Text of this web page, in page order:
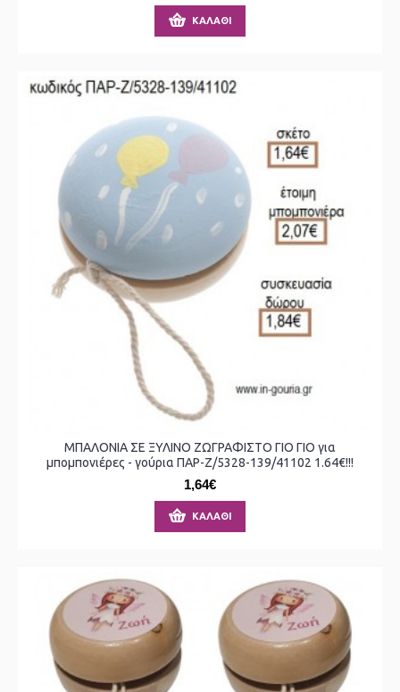
ΚΑΛΆΘΙ
ΜΠΑΛΟΝΙΑ ΣΕ ΞΥΛΙΝΟ ΖΩΓΡΑΦΙΣΤΟ ΓΙΟ ΓΙΟ για
μπομπονιέρες - γούρια ΠΑΡ-Ζ/5328-139/41102 1.64€!!!
1,64€
ΚΑΛΆΘΙ